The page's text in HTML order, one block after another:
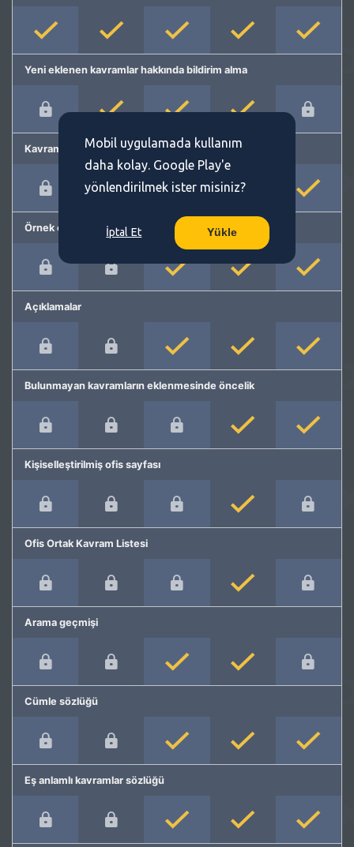
Yeni eklenen kavramlar hakkında bildirim alma
Kavram önerme
Örnek cümleler
Açıklamalar
Bulunmayan kavramların eklenmesinde öncelik
Kişiselleştirilmiş ofis sayfası
Ofis Ortak Kavram Listesi
Arama geçmişi
Cümle sözlüğü
Eş anlamlı kavramlar sözlüğü
Mobil uygulamada kullanım
daha kolay. Google Play'e
yönlendirilmek ister misiniz?
İptal Et Yükle